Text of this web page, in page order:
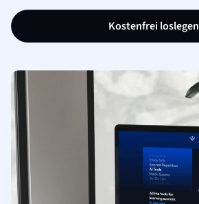
Kostenfrei loslegen